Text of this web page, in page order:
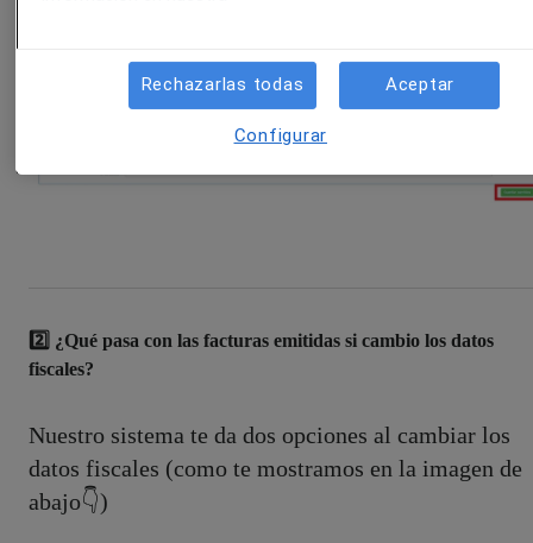
2️⃣ ¿Qué pasa con las facturas emitidas si cambio los datos
fiscales?
Nuestro sistema te da dos opciones al cambiar los
datos fiscales (como te mostramos en la imagen de
abajo👇)
Rechazarlas todas Aceptar
Configurar